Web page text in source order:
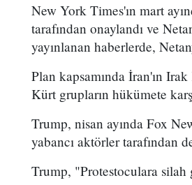
New York Times'ın mart
tarafından onaylandı ve
yayınlanan haberlerde,
Plan kapsamında İran'ın Irak
Kürt grupların hükümete
Trump, nisan ayında Fox
yabancı aktörler tarafından
Trump, "Protestoculara